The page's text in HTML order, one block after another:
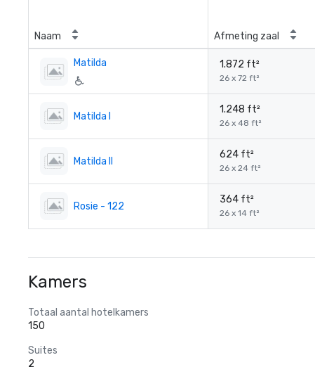
Naam Afmeting zaal
Matilda 1.872 ft²
26 x 72 ft²
Matilda I
1.248 ft²
26 x 48 ft²
Matilda II
624 ft²
26 x 24 ft²
Rosie - 122
364 ft²
26 x 14 ft²
Kamers
Totaal aantal hotelkamers
150
Suites
2